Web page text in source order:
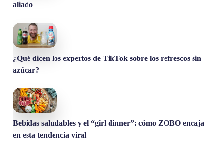
aliado
¿Qué dicen los expertos de TikTok sobre los refrescos sin
azúcar?
Bebidas saludables y el “girl dinner”: cómo ZOBO encaja
en esta tendencia viral